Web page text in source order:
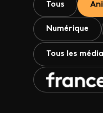
Tous
Numérique
Tous les